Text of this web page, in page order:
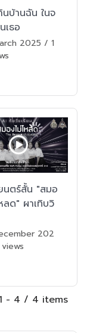
บ้านฉัน ในจ
เธอ
2025 / 1
ตร์สั้น "สมอ
ลด" ผาเทิบวิ
202
- 4 / 4 items